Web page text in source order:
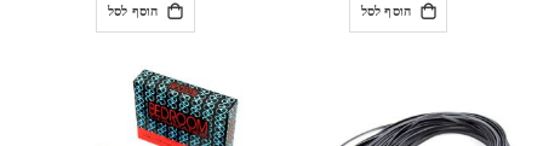
הוסף לסל הוסף לסל